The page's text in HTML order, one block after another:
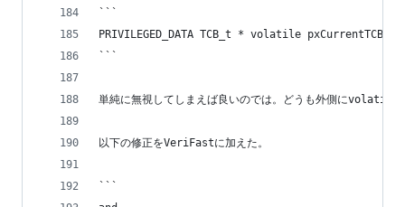
```
PRIVILEGED_DATA TCB_t * volatile pxCurrentTCB =
```
単純に無視してしまえば良いのでは。どうも外側にvolatile
以下の修正をVeriFastに加えた。
```